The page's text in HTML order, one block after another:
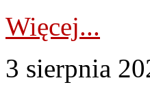
Więcej...
3 sierpnia